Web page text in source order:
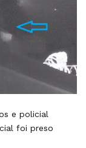
e policial
foi preso